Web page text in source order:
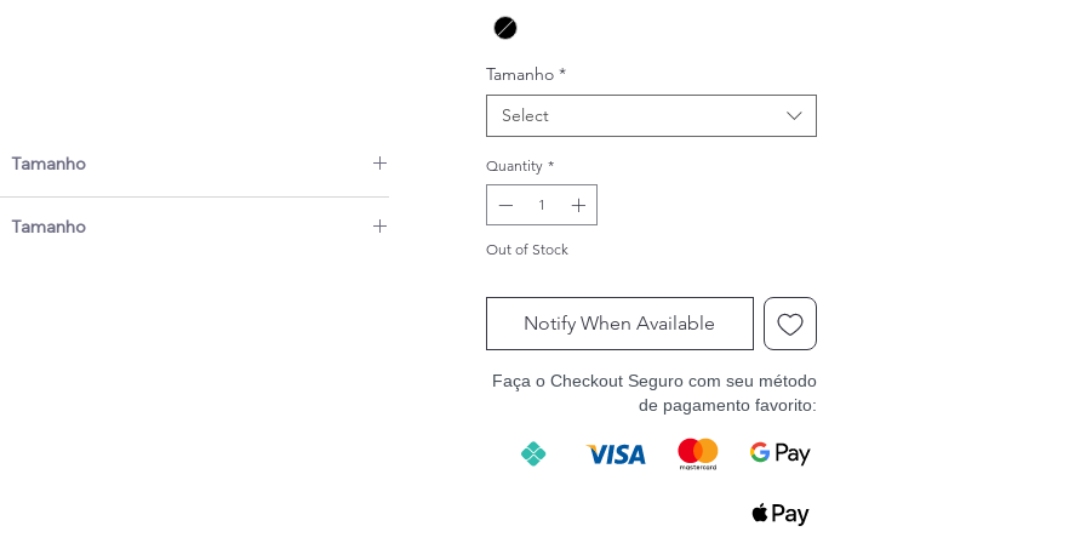
Tamanho
Tamanho
Tamanho *
Select
Quantity *
Out of Stock
Notify When Available
Faça o Checkout Seguro com seu método
de pagamento favorito: